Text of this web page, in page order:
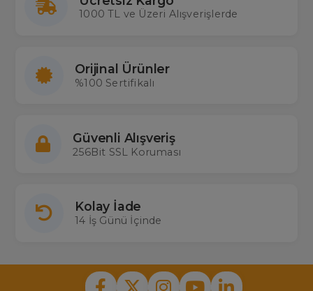
1000 TL ve Üzeri Alışverişlerde
Orijinal Ürünler
%100 Sertifikalı
Güvenli Alışveriş
256Bit SSL Koruması
Kolay İade
14 İş Günü İçinde